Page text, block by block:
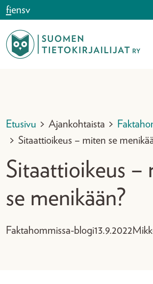
Siirry sisältöön
fiensv
Etusivu > Ajankohtaista >
> Sitaattioikeus – miten se
Sitaattioikeus –
se menikään?
Faktahommissa-blogi13.9.2022